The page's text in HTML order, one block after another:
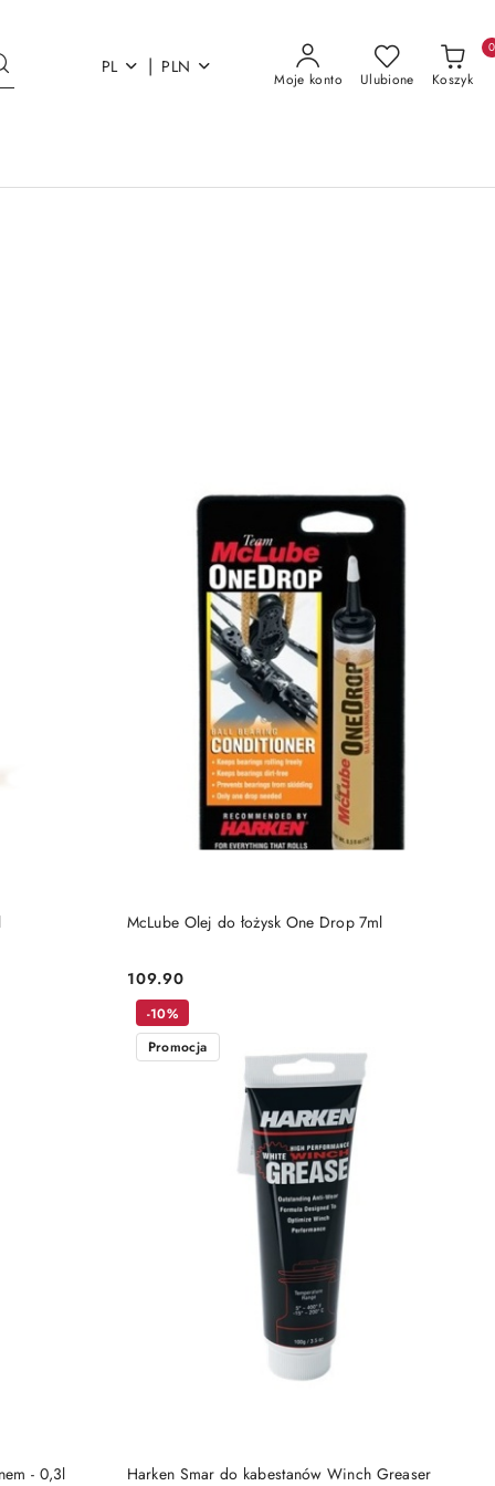
PL | PLN
Moje konto Ulubione Koszyk
0
McLube Olej do łożysk One Drop 7ml
Cena:
109.90
DO KOSZYKA
- 0,3l Harken Smar do kabestanów Winch Greaser
-10%
Promocja
DO KOSZYKA